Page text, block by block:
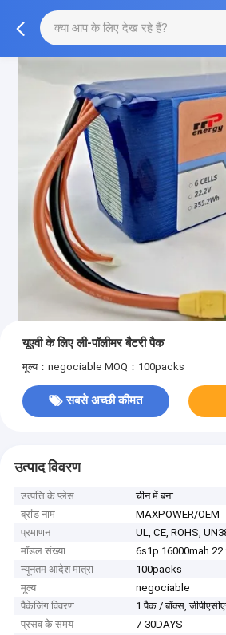
यूएवी के लिए ली-पॉलीमर बैटरी पैक
मूल्य：negociable MOQ：100packs
सबसे अच्छी कीमत
उत्पाद विवरण
उत्पत्ति के प्लेस
चीन में बना
ब्रांड नाम
MAXPOWER/OEM
प्रमाणन
UL, CE, ROHS,
मॉडल संख्या
6s1p 16000mah
न्यूनतम आदेश मात्रा
100packs
मूल्य
negociable
पैकेजिंग विवरण
1 पैक / बॉक्स,
प्रसव के समय
7-30DAYS